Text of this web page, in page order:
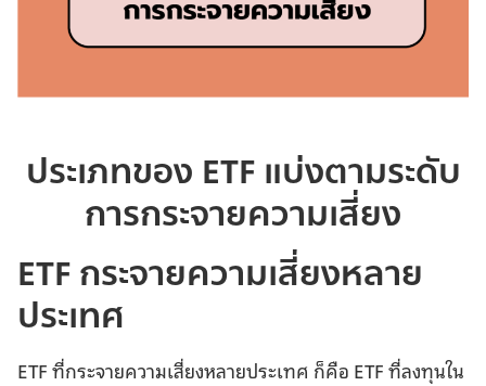
ประเภทของ ETF แบ่งตามระดับ
การกระจายความเสี่ยง
ETF กระจายความเสี่ยงหลาย
ประเทศ
ETF ที่กระจายความเสี่ยงหลายประเทศ ก็คือ ETF ที่ลงทุนใน